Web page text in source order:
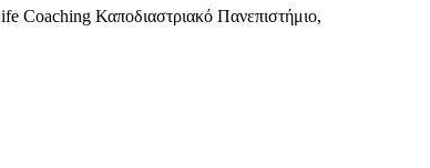
Coaching Καποδιαστριακό Πανεπιστήμιο,